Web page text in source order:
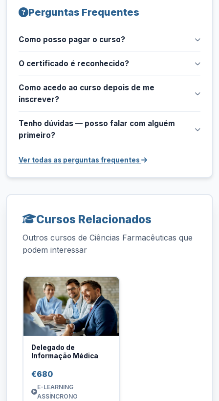
Perguntas Frequentes
Como posso pagar o curso?
O certificado é reconhecido?
Como acedo ao curso depois de me
inscrever?
Tenho dúvidas — posso falar com alguém
primeiro?
Ver todas as perguntas frequentes
Cursos Relacionados
Outros cursos de Ciências Farmacêuticas que
podem interessar
Delegado de
Informação Médica
€680
E-LEARNING
ASSÍNCRONO